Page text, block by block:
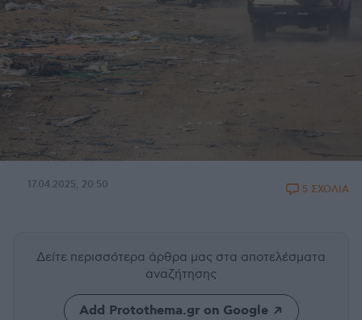
17.04.2025, 20:50 5 ΣΧΟΛΙΑ
Δείτε περισσότερα άρθρα μας στα αποτελέσματα
αναζήτησης
Add Protothema.gr on Google